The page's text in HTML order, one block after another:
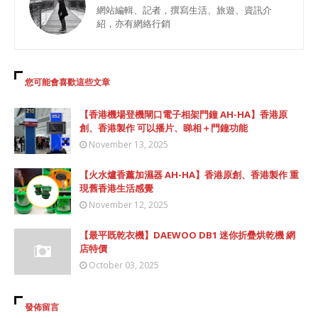
網站編輯、記者，撰寫生活、旅遊、資訊介
紹，亦有網絡行銷
您可能會喜歡這些文章
【香港機場登機閘口電子相架門鐘 AH-HA】香港原
創、香港製作 可以播片、睇相＋門鐘功能
November 13, 2025
【火水爐香薰加濕器 AH-HA】香港原創、香港製作 重
現舊香港生活感覺
November 12, 2025
【最平既乾衣機】DAEWOO DB1 迷你折疊烘乾機 網
店特價
October 03, 2025
發佈留言